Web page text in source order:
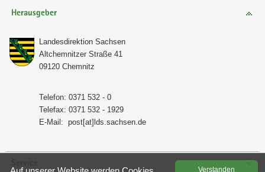
Herausgeber
Lan­des­di­rek­ti­on Sach­sen
Alt­chem­nit­zer Stra­ße 41
09120 Chem­nitz
Te­le­fon: 0371 532 - 0
Te­le­fax: 0371 532 - 1929
E-​Mail: post[at]lds.sach­sen.de
Ver­stan­den